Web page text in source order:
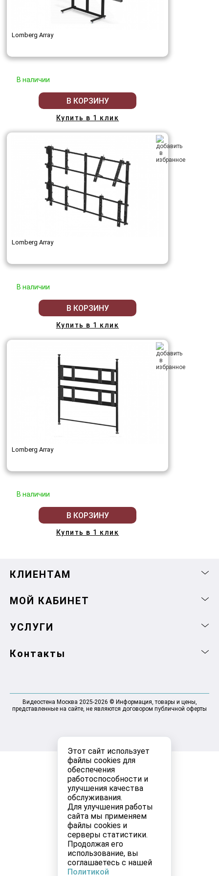
Этот сайт использует
файлы cookies для
обеспечения
работоспособности и
улучшения качества
обслуживания.
Для улучшения работы
сайта мы применяем
файлы cookies и
серверы статистики.
Продолжая его
использование, вы
соглашаетесь с нашей
Политикой
Lomberg Array
В наличии
В КОРЗИНУ
Купить в 1 клик
Lomberg Array
В наличии
В КОРЗИНУ
Купить в 1 клик
Lomberg Array
В наличии
В КОРЗИНУ
Купить в 1 клик
КЛИЕНТАМ
МОЙ КАБИНЕТ
УСЛУГИ
Контакты
Видеостена Москва 2025-2026 © Информация, товары и цены,
представленные на сайте, не являются договором публичной оферты